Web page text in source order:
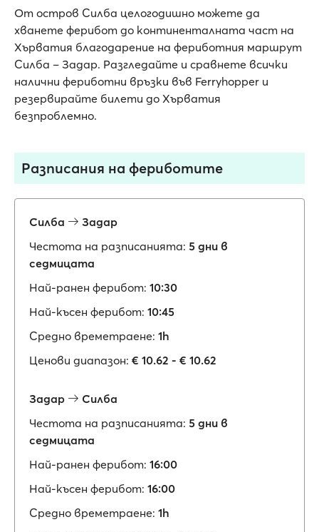
От остров Силба целогодишно можете да
хванете ферибот до континенталната част на
Хърватия благодарение на фериботния маршрут
Силба – Задар. Разгледайте и сравнете всички
налични фериботни връзки във Ferryhopper и
резервирайте билети до Хърватия
безпроблемно.
Разписания на фериботите
Силба
Задар
Честота на разписанията: 5 дни в
седмицата
Най-ранен ферибот: 10:30
Най-късен ферибот: 10:45
Средно времетраене: 1h
Ценови диапазон: € 10.62 - € 10.62
Задар
Силба
Честота на разписанията: 5 дни в
седмицата
Най-ранен ферибот: 16:00
Най-късен ферибот: 16:00
Средно времетраене: 1h